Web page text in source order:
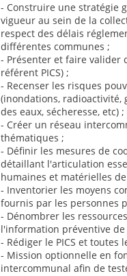
- Construire une stratégie
vigueur au sein de la
respect des délais
différentes communes ;
- Présenter et faire valider
référent PICS) ;
- Recenser les risques
(inondations, radioactivité,
des eaux, sécheresse, etc) ;
- Créer un réseau
thématiques ;
- Définir les mesures de
détaillant l'articulation
humaines et matérielles de
- Inventorier les moyens
fournis par les personnes
- Dénombrer les
l'information préventive
- Rédiger le PICS et toutes
- Mission optionnelle en
intercommunal afin de